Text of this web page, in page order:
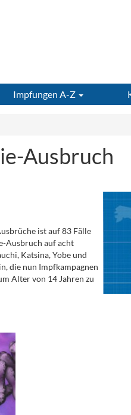
Impfungen A-Z
Ausbruch
ist auf 83 Fälle
Ausbruch auf acht
Katsina, Yobe und
die nun Impfkampagnen
Alter von 14 Jahren zu